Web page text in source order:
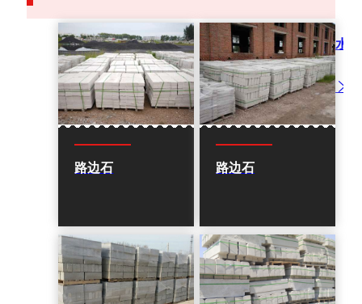
路边石 路边石
水